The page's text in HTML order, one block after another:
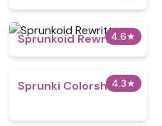
4.6★
Sprunkoid Rewritten
4.3★
Sprunki Colorshifted